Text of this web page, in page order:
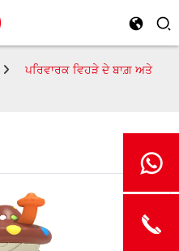
ਪਰਿਵਾਰਕ ਵਿਹੜੇ ਦੇ ਬਾਗ਼ ਅਤੇ